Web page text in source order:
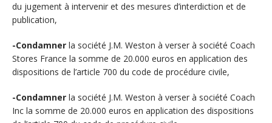
du jugement à intervenir et des mesures d’interdiction et de
publication,
-Condamner la société J.M. Weston à verser à société Coach
Stores France la somme de 20.000 euros en application des
dispositions de l’article 700 du code de procédure civile,
-Condamner la société J.M. Weston à verser à société Coach
Inc la somme de 20.000 euros en application des dispositions